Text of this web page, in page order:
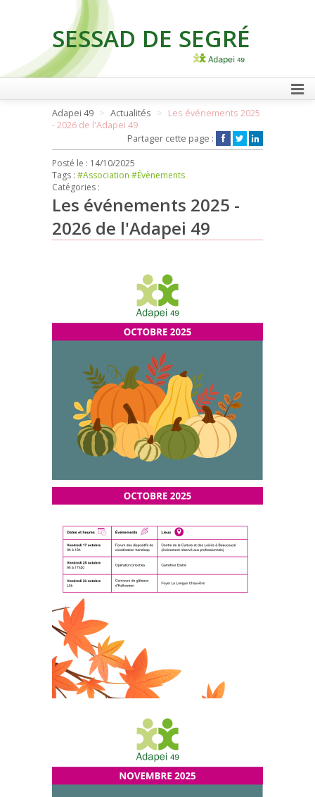
SESSAD DE SEGRÉ
FAIRE UN DON
Adapei 49 Actualités
Les événements 2025
- 2026 de l'Adapei 49
Partager cette page :
Posté le : 14/10/2025
Tags : #Association #Évènements
Catégories :
Les événements 2025 -
2026 de l'Adapei 49